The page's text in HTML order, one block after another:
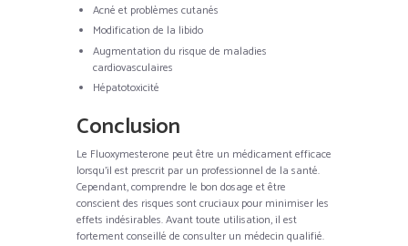
Acné et problèmes cutanés
Modification de la libido
Augmentation du risque de maladies
cardiovasculaires
Hépatotoxicité
Conclusion
Le Fluoxymesterone peut être un médicament efficace
lorsqu’il est prescrit par un professionnel de la santé.
Cependant, comprendre le bon dosage et être
conscient des risques sont cruciaux pour minimiser les
effets indésirables. Avant toute utilisation, il est
fortement conseillé de consulter un médecin qualifié.